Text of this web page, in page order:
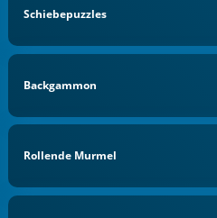
Schiebepuzzles
Backgammon
Rollende Murmel